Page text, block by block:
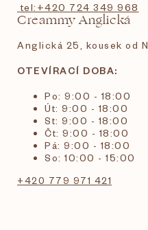
tel:+420 724 349 968
Creammy Anglická
Anglická 25, kousek od
OTEVÍRACÍ DOBA:
Po: 9:00 - 18:00
Út: 9:00 - 18:00
St: 9:00 - 18:00
Čt: 9:00 - 18:00
Pá: 9:00 - 18:00
So: 10:00 - 15:00
+420 779 971 421